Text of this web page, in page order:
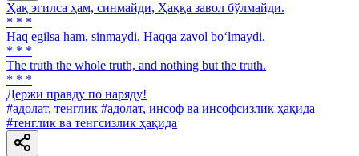
Ҳақ эгилса ҳам, синмайди, Ҳаққа завол бўлмайди.
* * *
Haq egilsa ham, sinmaydi, Haqqa zavol bo‘lmaydi.
* * *
The truth the whole truth, and nothing but the truth.
* * *
Держи правду по наряду!
#адолат, тенглик #адолат, инсоф ва инсофсизлик ҳақида
#тенглик ва тенгсизлик ҳақида